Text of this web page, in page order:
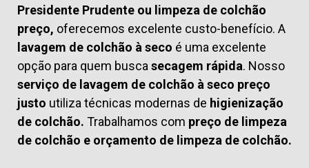
Presidente Prudente ou limpeza de colchão
preço, oferecemos excelente custo-benefício. A
lavagem de colchão à seco é uma excelente
opção para quem busca secagem rápida. Nosso
serviço de lavagem de colchão à seco preço
justo utiliza técnicas modernas de higienização
de colchão. Trabalhamos com preço de limpeza
de colchão e orçamento de limpeza de colchão.